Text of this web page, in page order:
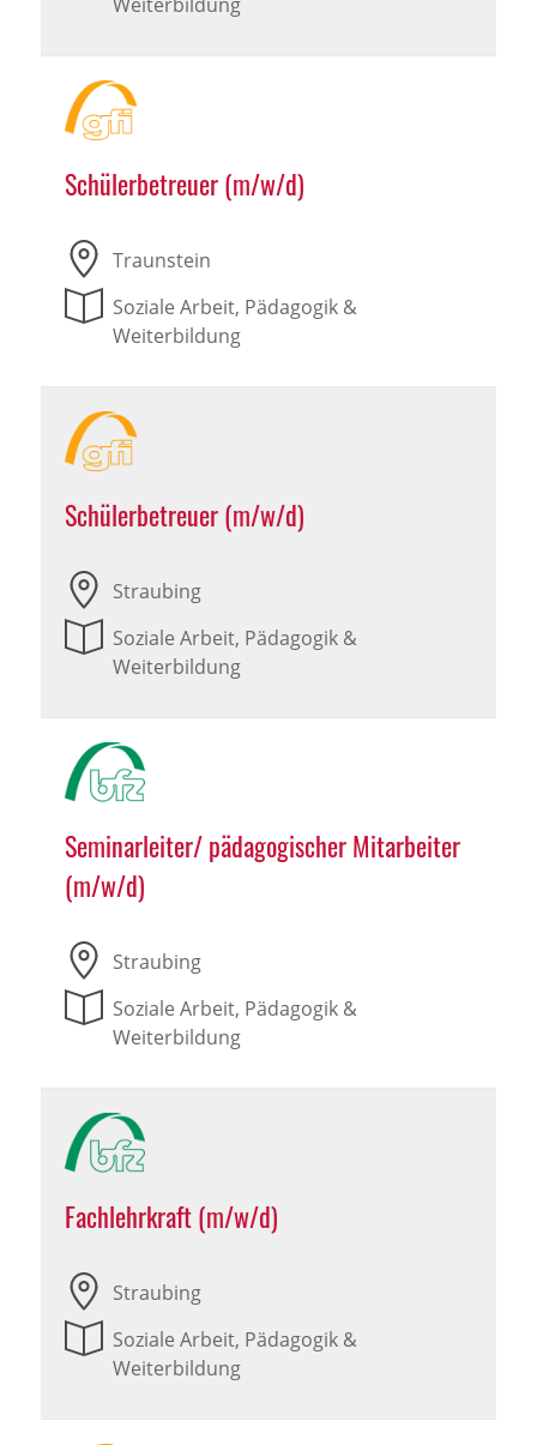
Schülerbetreuer (m/w/d)
Traunstein
Soziale Arbeit, Pädagogik &
Weiterbildung
Schülerbetreuer (m/w/d)
Straubing
Soziale Arbeit, Pädagogik &
Weiterbildung
Seminarleiter/ pädagogischer Mitarbeiter
(m/w/d)
Straubing
Soziale Arbeit, Pädagogik &
Weiterbildung
Fachlehrkraft (m/w/d)
Straubing
Soziale Arbeit, Pädagogik &
Weiterbildung